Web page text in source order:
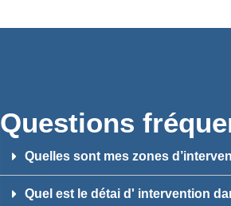
Questions
Quelles sont mes zones
Quel est le détai d' intervention